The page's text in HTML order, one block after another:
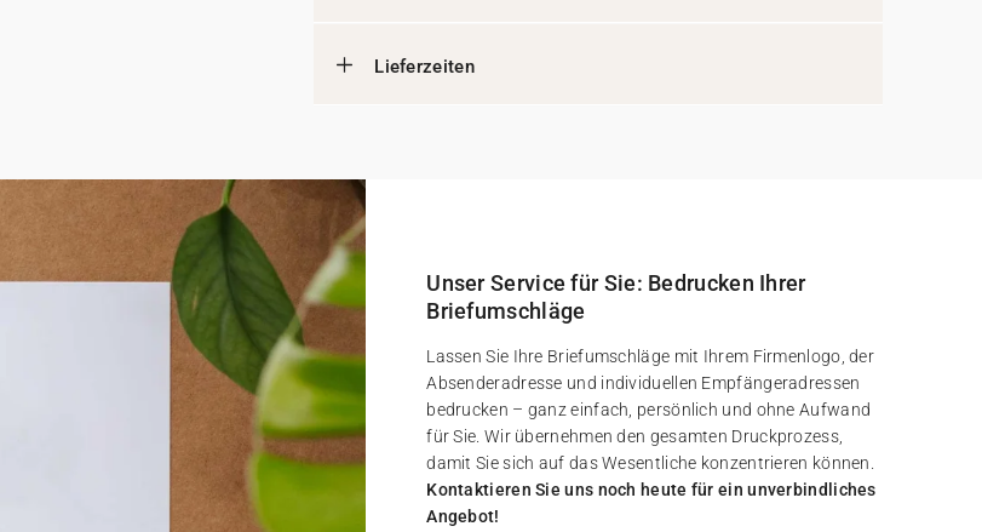
Lieferzeiten
Unser Service für Sie: Bedrucken Ihrer
Briefumschläge
Lassen Sie Ihre Briefumschläge mit Ihrem Firmenlogo, der
Absenderadresse und individuellen Empfängeradressen
bedrucken – ganz einfach, persönlich und ohne Aufwand
für Sie. Wir übernehmen den gesamten Druckprozess,
damit Sie sich auf das Wesentliche konzentrieren können.
Kontaktieren Sie uns noch heute für ein unverbindliches
Angebot!